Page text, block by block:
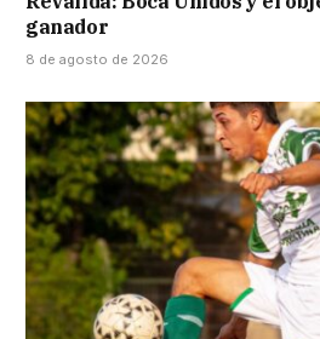
ganador
8 de agosto de 2026